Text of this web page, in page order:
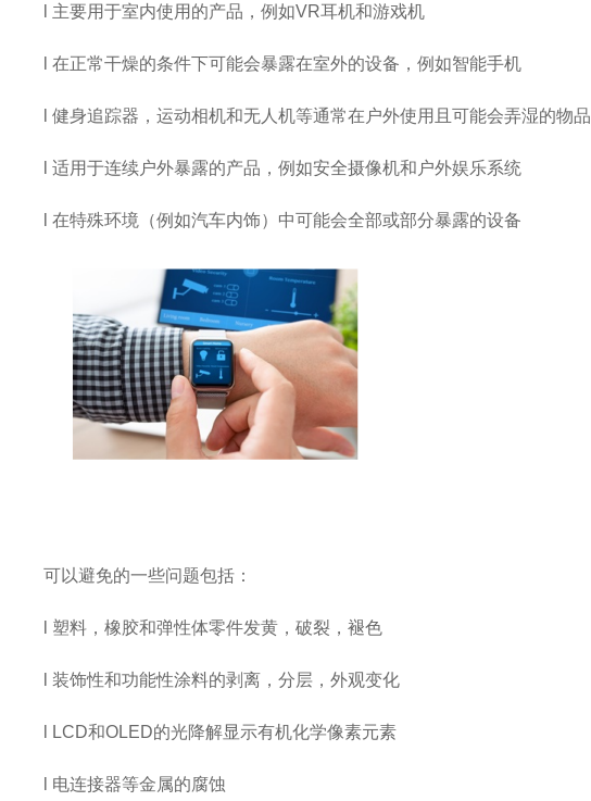
主要用于室内使用的产品，例如VR耳机和游戏机
l在正常干燥的条件下可能会暴露在室外的设备，例如智能手机
l健身追踪器，运动相机和无人机等通常在户外使用且可能会弄湿的物品
l适用于连续户外暴露的产品，例如安全摄像机和户外娱乐系统
l在特殊环境（例如汽车内饰）中可能会全部或部分暴露的设备
可以避免的一些问题包括：
塑料，橡胶和弹性体零件发黄，破裂，褪色
装饰性和功能性涂料的剥离，分层，外观变化
LCD和OLED的光降解显示有机化学像素元素
电连接器等金属的腐蚀